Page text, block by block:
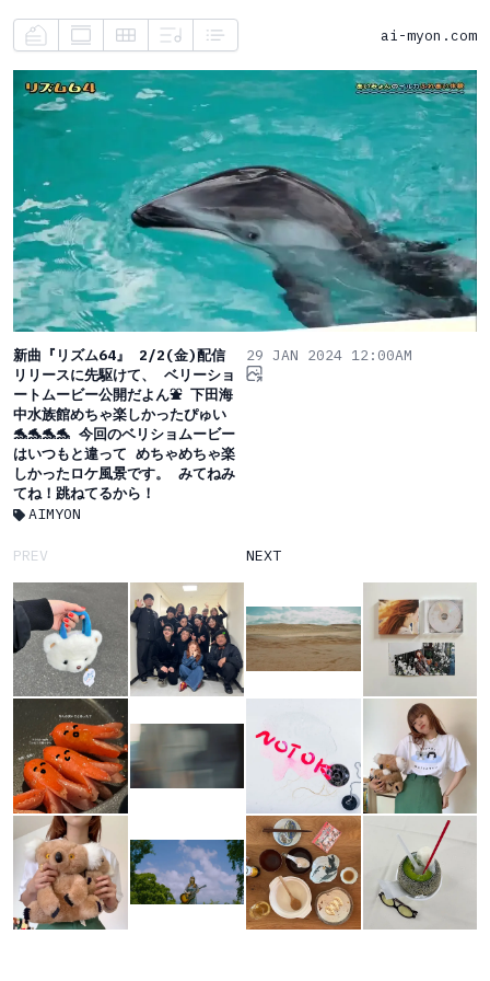
ai-myon.com
新曲『リズム64』 2/2(金)配信
リリースに先駆けて、 ベリーショ
ートムービー公開だよん⛲️ 下田海
中水族館めちゃ楽しかったぴゅい
🐬🐬🐬🐬 今回のベリショムービー
はいつもと違って めちゃめちゃ楽
しかったロケ風景です。 みてねみ
てね！跳ねてるから！
AIMYON
29 JAN 2024 12:00AM
PREV NEXT